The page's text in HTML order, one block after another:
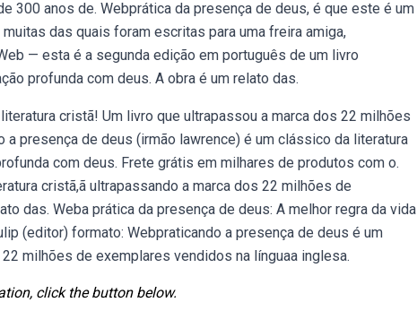
300 anos de. Webprática da presença de deus, é que este é um
das quais foram escritas para uma freira amiga,
— esta é a segunda edição em português de um livro
profunda com deus. A obra é um relato das.
cristã! Um livro que ultrapassou a marca dos 22 milhões
presença de deus (irmão lawrence) é um clássico da literatura
com deus. Frete grátis em milhares de produtos com o.
cristã,ã ultrapassando a marca dos 22 milhões de
das. Weba prática da presença de deus: A melhor regra da vida
(editor) formato: Webpraticando a presença de deus é um
milhões de exemplares vendidos na línguaa inglesa.
click the button below.